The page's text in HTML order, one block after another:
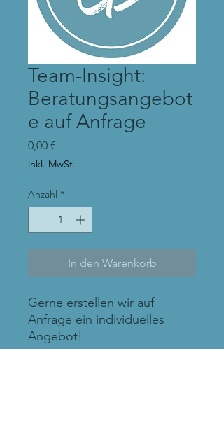
Team-Insight:
Beratungsangebot
e auf Anfrage
0,00 €
inkl. MwSt.
Anzahl *
In den Warenkorb
Gerne erstellen wir auf
Anfrage ein individuelles
Angebot!
Für Firmen, soziale